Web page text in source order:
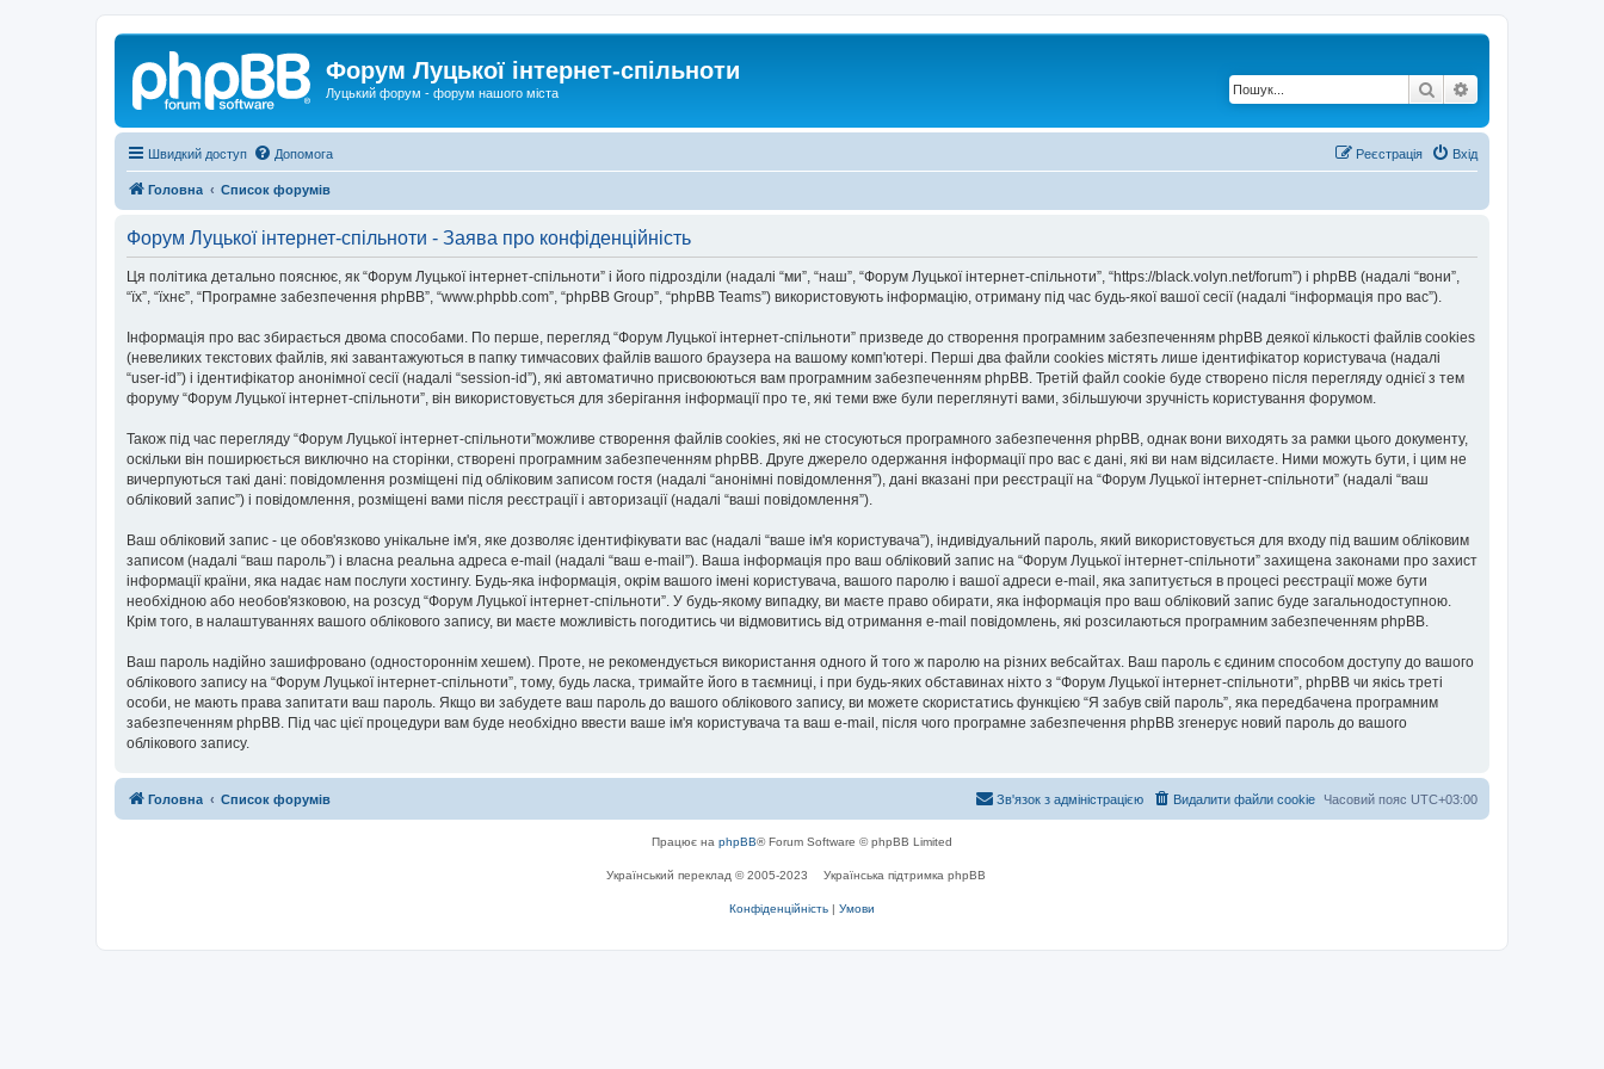
Форум Луцької інтернет-спільноти
Луцький форум - форум нашого міста Пошук
Швидкий доступ Допомога Вхід
Реєстрація
Головна Список форумів
Форум Луцької інтернет-спільноти - Заява про конфіденційність
Ця політика детально пояснює, як “Форум Луцької інтернет-спільноти” і його підрозділи (надалі “ми”, “наш”, “Форум Луцької інтернет-спільноти”, “https://black.volyn.net/forum”) і phpBB (надалі “вони”,
“їх”, “їхнє”, “Програмне забезпечення phpBB”, “www.phpbb.com”, “phpBB Group”, “phpBB Teams”) використовують інформацію, отриману під час будь-якої вашої сесії (надалі “інформація про вас”).
Інформація про вас збирається двома способами. По перше, перегляд “Форум Луцької інтернет-спільноти” призведе до створення програмним забезпеченням phpBB деякої кількості файлів cookies
(невеликих текстових файлів, які завантажуються в папку тимчасових файлів вашого браузера на вашому комп'ютері. Перші два файли cookies містять лише ідентифікатор користувача (надалі
“user-id”) і ідентифікатор анонімної сесії (надалі “session-id”), які автоматично присвоюються вам програмним забезпеченням phpBB. Третій файл cookie буде створено після перегляду однієї з тем
форуму “Форум Луцької інтернет-спільноти”, він використовується для зберігання інформації про те, які теми вже були переглянуті вами, збільшуючи зручність користування форумом.
Також під час перегляду “Форум Луцької інтернет-спільноти”можливе створення файлів cookies, які не стосуються програмного забезпечення phpBB, однак вони виходять за рамки цього документу,
оскільки він поширюється виключно на сторінки, створені програмним забезпеченням phpBB. Друге джерело одержання інформації про вас є дані, які ви нам відсилаєте. Ними можуть бути, і цим не
вичерпуються такі дані: повідомлення розміщені під обліковим записом гостя (надалі “анонімні повідомлення”), дані вказані при реєстрації на “Форум Луцької інтернет-спільноти” (надалі “ваш
обліковий запис”) і повідомлення, розміщені вами після реєстрації і авторизації (надалі “ваші повідомлення”).
Ваш обліковий запис - це обов'язково унікальне ім'я, яке дозволяє ідентифікувати вас (надалі “ваше ім'я користувача”), індивідуальний пароль, який використовується для входу під вашим обліковим
записом (надалі “ваш пароль”) і власна реальна адреса e-mail (надалі “ваш e-mail”). Ваша інформація про ваш обліковий запис на “Форум Луцької інтернет-спільноти” захищена законами про захист
інформації країни, яка надає нам послуги хостингу. Будь-яка інформація, окрім вашого імені користувача, вашого паролю і вашої адреси e-mail, яка запитується в процесі реєстрації може бути
необхідною або необов'язковою, на розсуд “Форум Луцької інтернет-спільноти”. У будь-якому випадку, ви маєте право обирати, яка інформація про ваш обліковий запис буде загальнодоступною.
Крім того, в налаштуваннях вашого облікового запису, ви маєте можливість погодитись чи відмовитись від отримання e-mail повідомлень, які розсилаються програмним забезпеченням phpBB.
Ваш пароль надійно зашифровано (одностороннім хешем). Проте, не рекомендується використання одного й того ж паролю на різних вебсайтах. Ваш пароль є єдиним способом доступу до вашого
облікового запису на “Форум Луцької інтернет-спільноти”, тому, будь ласка, тримайте його в таємниці, і при будь-яких обставинах ніхто з “Форум Луцької інтернет-спільноти”, phpBB чи якісь треті
особи, не мають права запитати ваш пароль. Якщо ви забудете ваш пароль до вашого облікового запису, ви можете скористатись функцією “Я забув свій пароль”, яка передбачена програмним
забезпеченням phpBB. Під час цієї процедури вам буде необхідно ввести ваше ім'я користувача та ваш e-mail, після чого програмне забезпечення phpBB згенерує новий пароль до вашого
облікового запису.
Головна Список форумів Часовий пояс UTC+03:00
Видалити файли cookie
Зв'язок з адміністрацією
Працює на phpBB® Forum Software © phpBB Limited
Український переклад © 2005-2023 Українська підтримка phpBB
Конфіденційність | Умови